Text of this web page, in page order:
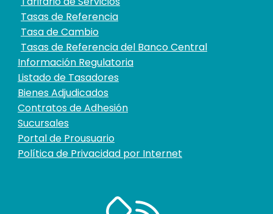
Tasas de Referencia
Tasa de Cambio
Tasas de Referencia del Banco Central
Información Regulatoria
Listado de Tasadores
Bienes Adjudicados
Contratos de Adhesión
Sucursales
Portal de Prousuario
Política de Privacidad por Internet